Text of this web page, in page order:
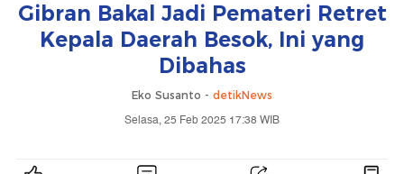
Gibran Bakal Jadi Pemateri Retret
Kepala Daerah Besok, Ini yang
Dibahas
Eko Susanto - detikNews
Selasa, 25 Feb 2025 17:38 WIB